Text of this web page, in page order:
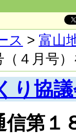
ス > 富山
（４月号
り協
信第